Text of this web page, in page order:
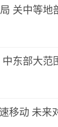
关中等地
东部大范
移动 未来